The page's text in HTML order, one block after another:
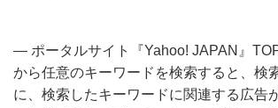
― ポータルサイト『Yahoo! JAPAN』
から任意のキーワードを検索すると、検
に、検索したキーワードに関連する広告